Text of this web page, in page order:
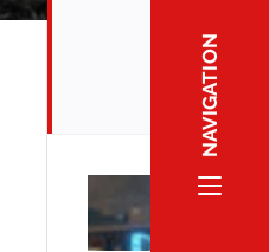
NAVIGATION